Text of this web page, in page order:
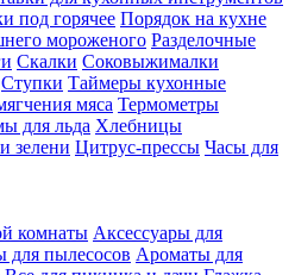
под горячее Порядок на кухне
мороженого Разделочные
Скалки Соковыжималки
Ступки Таймеры кухонные
мяса Термометры
для льда Хлебницы
зелени Цитрус-прессы Часы для
комнаты Аксессуары для
для пылесосов Ароматы для